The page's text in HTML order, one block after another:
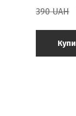
390 UAH